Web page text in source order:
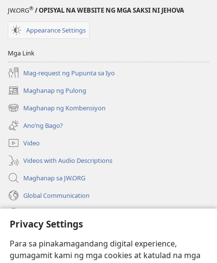
Privacy Settings
Para sa pinakamagandang digital experience,
gumagamit kami ng mga cookies at katulad na mga
Setyembre–
JW.ORG® / OPISYAL NA WEBSITE NG MGA SAKSI NI JEHOVA
Appearance Settings
Mga Link
Mag-request ng Pupunta sa Iyo
Maghanap ng Pulong
(may
bubukas
na
bagong
window)
Maghanap ng Kombensiyon
(may
bubukas
na
bagong
window)
Ano’ng Bago?
Video
Videos with Audio Descriptions
Maghanap sa JW.ORG
Global Communication
(may
na